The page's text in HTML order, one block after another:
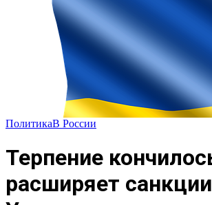
ПолитикаВ России
Терпение
расширяет